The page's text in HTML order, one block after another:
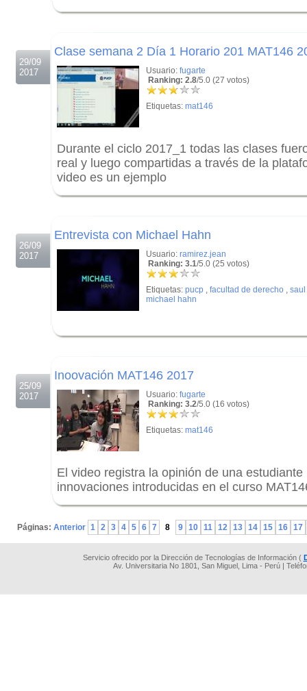
29/09
2017
Clase semana 2 Día 1 Horario 201 MAT146
Usuario: fugarte
Ranking: 2.8/5.0 (27 votos)
Etiquetas: mat146
Durante el ciclo 2017_1 todas las clases
real y luego compartidas a través de la
video es un ejemplo
26/09
2017
Entrevista con Michael Hahn
Usuario: ramirez.jean
Ranking: 3.1/5.0 (25 votos)
Etiquetas: pucp , facultad de derecho ,
michael hahn
25/09
2017
Inoovación MAT146 2017
Usuario: fugarte
Ranking: 3.2/5.0 (16 votos)
Etiquetas: mat146
El video registra la opinión de una
innovaciones introducidas en el curso
Páginas: Anterior 1 2 3 4 5 6 7 8 9 10 11 12 13 14 15 16 17
Servicio ofrecido por la Dirección de Tecnologías de Información (
Av. Universitaria No 1801, San Miguel, Lima - Perú |